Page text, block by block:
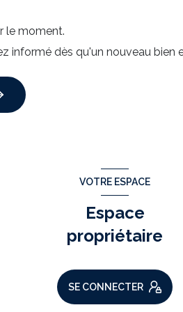
le moment.
informé dès qu'un nouveau bien
VOTRE ESPACE
Espace
propriétaire
SE CONNECTER